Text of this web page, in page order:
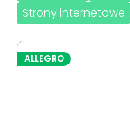
Strony internetowe
ALLEGRO